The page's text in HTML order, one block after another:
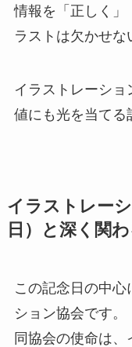
情報を「正しく」
ラストは欠かせな
イラストレーシ
値にも光を当てる
イラストレー
日）と深く関
この記念日の中
ション協会です。
同協会の使命は